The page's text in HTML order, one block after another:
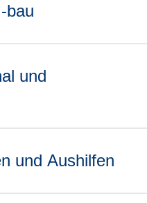
bau
und
und Aushilfen